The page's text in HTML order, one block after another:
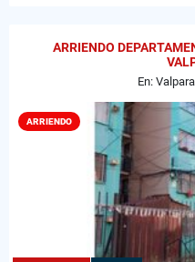
ARRIENDO
En:
ARRIENDO